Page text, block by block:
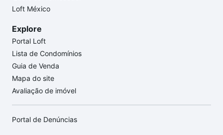
Loft México
Explore
Portal Loft
Lista de Condomínios
Guia de Venda
Mapa do site
Avaliação de imóvel
Portal de Denúncias